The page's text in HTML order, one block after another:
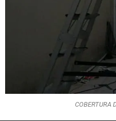
COBERTURA